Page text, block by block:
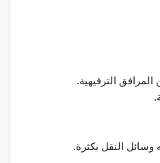
الترفيهية.
النقل بكثرة.